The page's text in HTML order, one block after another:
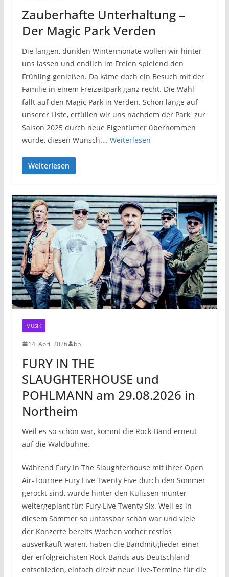
Zauberhafte Unterhaltung –
Der Magic Park Verden
Die langen, dunklen Wintermonate wollen wir hinter
uns lassen und endlich im Freien spielend den
Frühling genießen. Da käme doch ein Besuch mit der
Familie in einem Freizeitpark ganz recht. Die Wahl
fällt auf den Magic Park in Verden. Schon lange auf
unserer Liste, erfüllen wir uns nachdem der Park zur
Saison 2025 durch neue Eigentümer übernommen
wurde, diesen Wunsch.… Weiterlesen
Weiterlesen
MUSIK
14. April 2026 bb
FURY IN THE
SLAUGHTERHOUSE und
POHLMANN am 29.08.2026 in
Northeim
Weil es so schön war, kommt die Rock-Band erneut
auf die Waldbühne.
Während Fury In The Slaughterhouse mit ihrer Open
Air-Tournee Fury Live Twenty Five durch den Sommer
gerockt sind, wurde hinter den Kulissen munter
weitergeplant für: Fury Live Twenty Six. Weil es in
diesem Sommer so unfassbar schön war und viele
der Konzerte bereits Wochen vorher restlos
ausverkauft waren, haben die Bandmitglieder einer
der erfolgreichsten Rock-Bands aus Deutschland
entschieden, einfach direkt neue Live-Termine für die